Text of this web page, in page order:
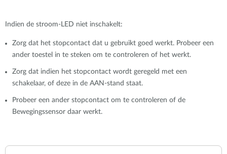
Indien de stroom-LED niet inschakelt:
Zorg dat het stopcontact dat u gebruikt goed werkt. Probeer een
ander toestel in te steken om te controleren of het werkt.
Zorg dat indien het stopcontact wordt geregeld met een
schakelaar, of deze in de AAN-stand staat.
Probeer een ander stopcontact om te controleren of de
Bewegingssensor daar werkt.